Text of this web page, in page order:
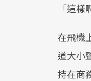
「這
在飛機
道大小
持在商